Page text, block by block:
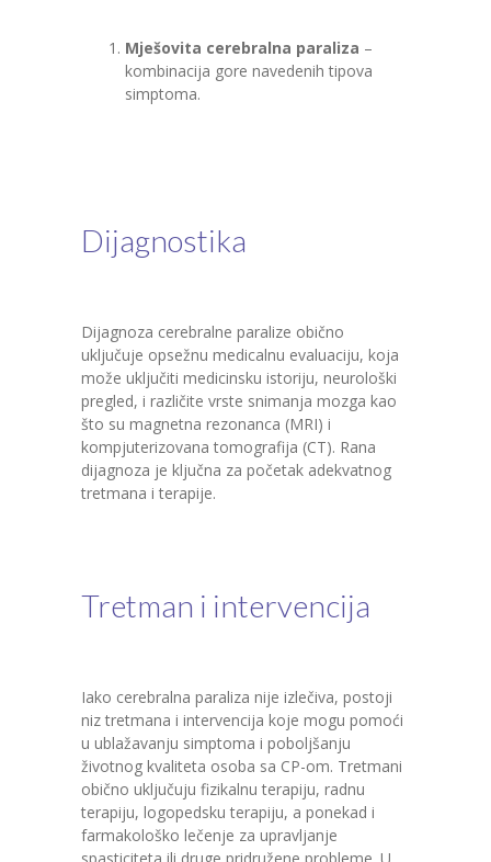
Mješovita cerebralna paraliza –
kombinacija gore navedenih tipova
simptoma.
Dijagnostika
Dijagnoza cerebralne paralize obično
uključuje opsežnu medicalnu evaluaciju, koja
može uključiti medicinsku istoriju, neurološki
pregled, i različite vrste snimanja mozga kao
što su magnetna rezonanca (MRI) i
kompjuterizovana tomografija (CT). Rana
dijagnoza je ključna za početak adekvatnog
tretmana i terapije.
Tretman i intervencija
Iako cerebralna paraliza nije izlečiva, postoji
niz tretmana i intervencija koje mogu pomoći
u ublažavanju simptoma i poboljšanju
životnog kvaliteta osoba sa CP-om. Tretmani
obično uključuju fizikalnu terapiju, radnu
terapiju, logopedsku terapiju, a ponekad i
farmakološko lečenje za upravljanje